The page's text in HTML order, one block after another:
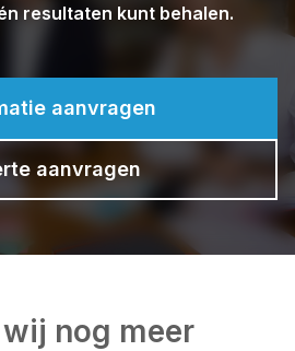
resultaten kunt behalen.
aanvragen
aanvragen
nog meer